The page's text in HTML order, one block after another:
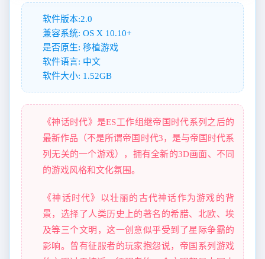
软件版本:2.0
兼容系统: OS X 10.10+
是否原生: 移植游戏
软件语言: 中文
软件大小: 1.52GB
《神话时代》是ES工作组继帝国时代系列之后的
最新作品（不是所谓帝国时代3，是与帝国时代系
列无关的一个游戏），拥有全新的3D画面、不同
的游戏风格和文化氛围。
《神话时代》以壮丽的古代神话作为游戏的背
景，选择了人类历史上的著名的希腊、北欧、埃
及等三个文明，这一创意似乎受到了星际争霸的
影响。曾有征服者的玩家抱怨说，帝国系列游戏